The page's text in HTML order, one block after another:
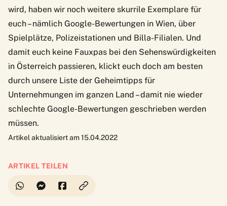
wird, haben wir noch weitere skurrile Exemplare für
euch – nämlich Google-Bewertungen in Wien, über
Spielplätze, Polizeistationen und Billa-Filialen. Und
damit euch keine Fauxpas bei den Sehenswürdigkeiten
in Österreich passieren, klickt euch doch am besten
durch unsere Liste der Geheimtipps für
Unternehmungen im ganzen Land – damit nie wieder
schlechte Google-Bewertungen geschrieben werden
müssen.
Artikel aktualisiert am 15.04.2022
ARTIKEL TEILEN